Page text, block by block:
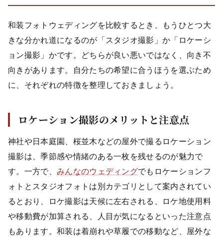
和装フォトウェディングを比較するとき、もうひとつ大
きな分かれ道になるのが「スタジオ撮影」か「ロケーシ
ョン撮影」かです。どちらが良い悪いではなく、向き不
向きがあります。自分たちの希望に合うほうを選ぶため
に、それぞれの特徴を整理しておきましょう。
ロケーション撮影のメリットと注意点
神社や日本庭園、桜並木などの屋外で撮るロケーション
撮影は、季節感や情緒のある一枚を残せるのが魅力で
す。一方で、 みんなのウェディングでもロケーションフ
ォトとスタジオフォトは別カテゴリとして案内されてい
るとおり、ロケ撮影は天候に左右される、ロケ地使用料
や移動費が加算される、人目が気になるといった注意点
もあります。和装は着崩れや草履での移動など、屋外な